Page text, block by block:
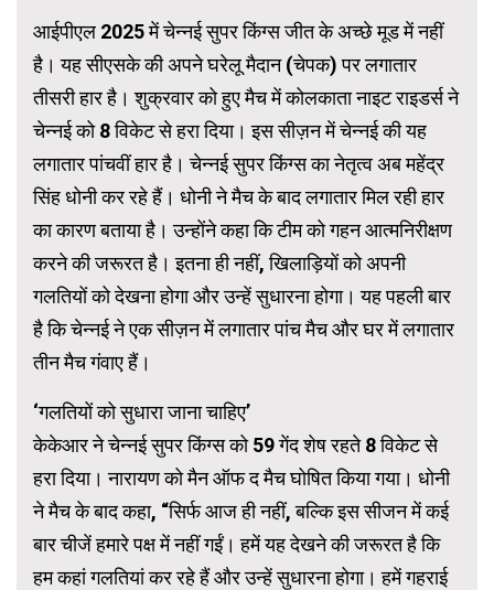
आईपीएल 2025 में चेन्नई सुपर किंग्स जीत के अच्छे मूड में नहीं
है। यह सीएसके की अपने घरेलू मैदान (चेपक) पर लगातार
तीसरी हार है। शुक्रवार को हुए मैच में कोलकाता नाइट राइडर्स ने
चेन्नई को 8 विकेट से हरा दिया। इस सीज़न में चेन्नई की यह
लगातार पांचवीं हार है। चेन्नई सुपर किंग्स का नेतृत्व अब महेंद्र
सिंह धोनी कर रहे हैं। धोनी ने मैच के बाद लगातार मिल रही हार
का कारण बताया है। उन्होंने कहा कि टीम को गहन आत्मनिरीक्षण
करने की जरूरत है। इतना ही नहीं, खिलाड़ियों को अपनी
गलतियों को देखना होगा और उन्हें सुधारना होगा। यह पहली बार
है कि चेन्नई ने एक सीज़न में लगातार पांच मैच और घर में लगातार
तीन मैच गंवाए हैं।
‘गलतियों को सुधारा जाना चाहिए’
केकेआर ने चेन्नई सुपर किंग्स को 59 गेंद शेष रहते 8 विकेट से
हरा दिया। नारायण को मैन ऑफ द मैच घोषित किया गया। धोनी
ने मैच के बाद कहा, “सिर्फ आज ही नहीं, बल्कि इस सीजन में कई
बार चीजें हमारे पक्ष में नहीं गईं। हमें यह देखने की जरूरत है कि
हम कहां गलतियां कर रहे हैं और उन्हें सुधारना होगा। हमें गहराई